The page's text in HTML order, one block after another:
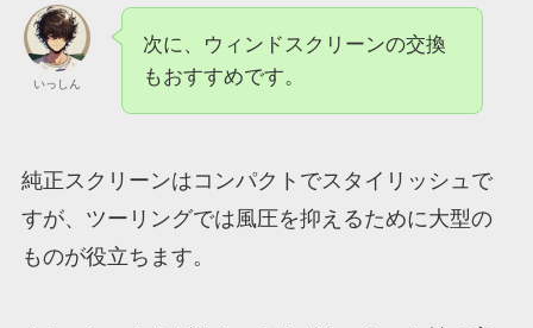
いっしん
次に、ウィンドスクリーンの交換
もおすすめです。
純正スクリーンはコンパクトでスタイリッシュで
すが、ツーリングでは風圧を抑えるために大型の
ものが役立ちます。